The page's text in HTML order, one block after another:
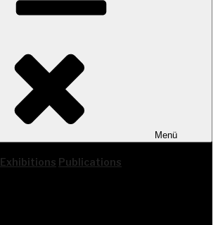
Menü
Exhi­bi­ti­ons Publi­ca­ti­ons